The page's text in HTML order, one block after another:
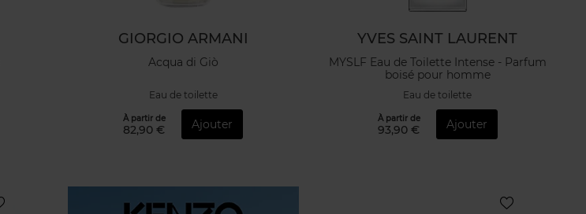
GIORGIO ARMANI
Acqua di Giò
Eau de toilette
À partir de
82,90 € Ajouter
YVES SAINT LAURENT
MYSLF Eau de Toilette Intense - Parfum
boisé pour homme
Eau de toilette
À partir de
93,90 € Ajouter